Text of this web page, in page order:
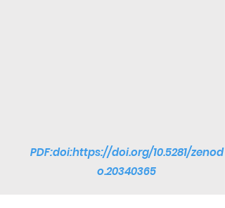
PDF:doi:https://doi.org/10.5281/zenod
o.20340365